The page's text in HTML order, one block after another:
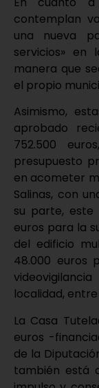
contemplan
una nueva
servicios» en
manera que
el propio
Asimismo,
aprobado
752.500
presupuesto
en acometer
Salinas, con
su parte, este
euros para la
del edificio
48.000 euros
localidad,
La Casa
euros -
de la
también está